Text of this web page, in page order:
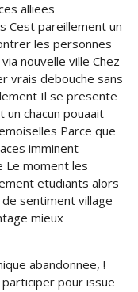
alliees
Cest pareillement un
les personnes
nouvelle ville Chez
vrais debouche sans
Il se presente
chacun pouaait
Parce que
imminent
Le moment les
etudiants alors
sentiment village
mieux
abandonnee, !
pour issue